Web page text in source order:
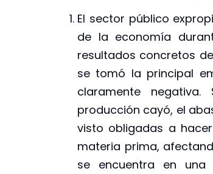
El sector público
de la economía
resultados concretos
se tomó la principal
claramente
producción cayó, el
visto obligadas a
materia prima,
se encuentra en una